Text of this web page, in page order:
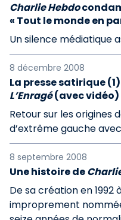
Charlie Hebdo
« Tout le monde en
Un silence médiatique
8 décembre 2008
La presse satirique (1)
L’Enragé(avec vidéo)
Retour sur les origines
d’extrême gauche
8 septembre 2008
Une histoire de
De sa création en 1992
improprement